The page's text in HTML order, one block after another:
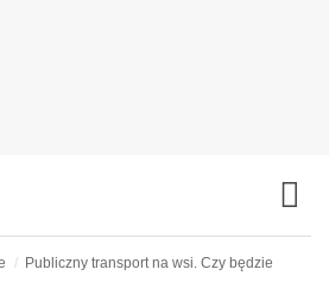
Publiczny transport na wsi. Czy będzie